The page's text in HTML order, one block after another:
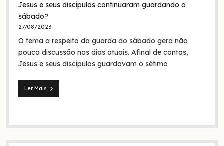
nazarenos:
quem
foram
na
Bíblia
Jesus e seus discípulos continuaram guardando o
sábado?
27/08/2023
O tema a respeito da guarda do sábado gera não
pouca discussão nos dias atuais. Afinal de contas,
Jesus e seus discípulos guardavam o sétimo
Ler Mais
Jesus